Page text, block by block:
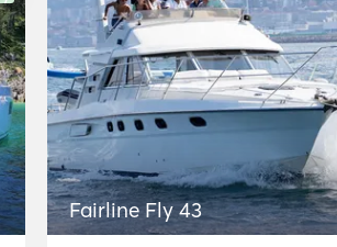
Fairline Fly 43